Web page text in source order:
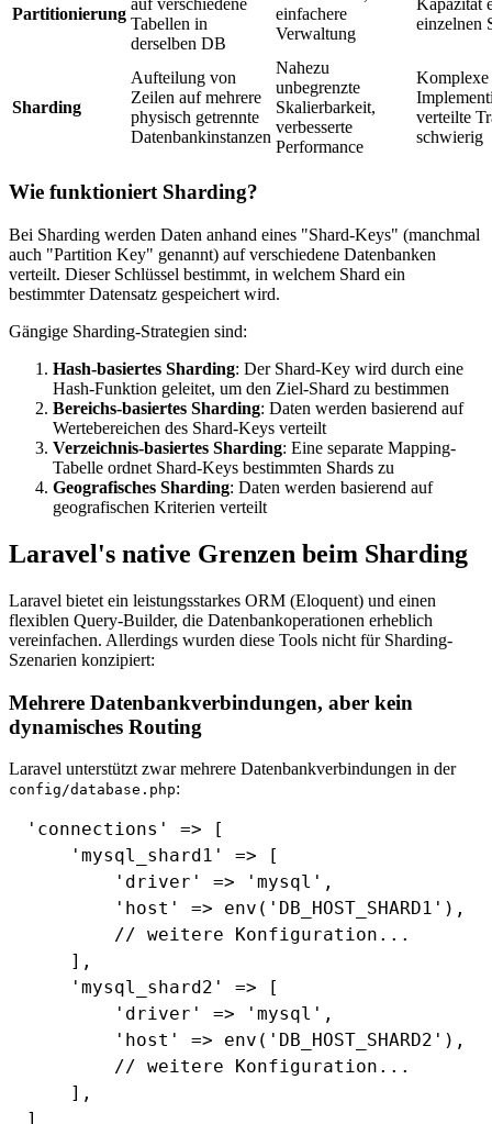
Partitionierung
Tabellen in
derselben DB
einfachere
Verwaltung
einzelnen
Sharding
Aufteilung von
Zeilen auf mehrere
physisch getrennte
Datenbankinstanzen
Nahezu
unbegrenzte
Skalierbarkeit,
verbesserte
Performance
Komplexe
verteilte
schwierig
Wie funktioniert Sharding?
Bei Sharding werden Daten anhand eines "Shard-Keys" (manchmal
auch "Partition Key" genannt) auf verschiedene Datenbanken
verteilt. Dieser Schlüssel bestimmt, in welchem Shard ein
bestimmter Datensatz gespeichert wird.
Gängige Sharding-Strategien sind:
Hash-basiertes Sharding: Der Shard-Key wird durch eine
Hash-Funktion geleitet, um den Ziel-Shard zu bestimmen
Bereichs-basiertes Sharding: Daten werden basierend auf
Wertebereichen des Shard-Keys verteilt
Verzeichnis-basiertes Sharding: Eine separate Mapping-
Tabelle ordnet Shard-Keys bestimmten Shards zu
Geografisches Sharding: Daten werden basierend auf
geografischen Kriterien verteilt
Laravel's native Grenzen beim Sharding
Laravel bietet ein leistungsstarkes ORM (Eloquent) und einen
flexiblen Query-Builder, die Datenbankoperationen erheblich
vereinfachen. Allerdings wurden diese Tools nicht für Sharding-
Szenarien konzipiert:
Mehrere Datenbankverbindungen, aber kein
dynamisches Routing
Laravel unterstützt zwar mehrere Datenbankverbindungen in der
config/database.php:
'connections' => [
    'mysql_shard1' => [
        'driver' => 'mysql',
        'host' => env('DB_HOST_SHARD1'),
        // weitere Konfiguration...
    ],
    'mysql_shard2' => [
        'driver' => 'mysql',
        'host' => env('DB_HOST_SHARD2'),
        // weitere Konfiguration...
    ],